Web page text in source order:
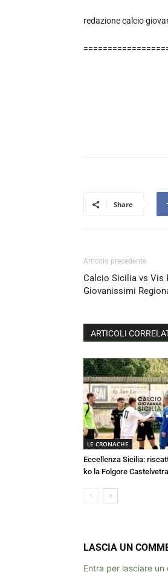
redazione calcio
Share
Articolo precedente
Calcio Sicilia vs Vis
Giovanissimi
ARTICOLI
LE CRONACHE
Eccellenza Sicilia:
ko la Folgore
LASCIA UN
Entra per lasciare un